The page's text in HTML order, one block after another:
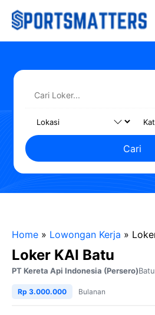
Langsung
Cari
Home » Lowongan Kerja »
Loker KAI Batu
PT Kereta Api Indonesia (Persero)Batu
Rp 3.000.000 Bulanan